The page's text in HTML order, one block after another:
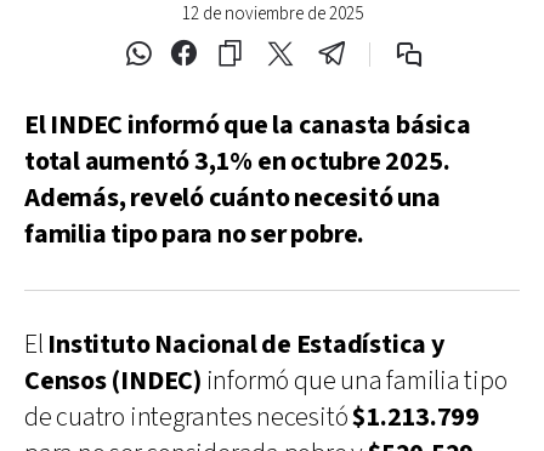
12 de noviembre de 2025
El INDEC informó que la canasta básica
total aumentó 3,1% en octubre 2025.
Además, reveló cuánto necesitó una
familia tipo para no ser pobre.
El Instituto Nacional de Estadística y
Censos (INDEC) informó que una familia tipo
de cuatro integrantes necesitó$1.213.799